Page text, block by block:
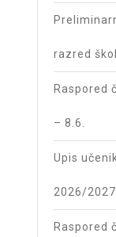
razred
Raspored
– 8.6.
Upis
2026/2027.
Raspored